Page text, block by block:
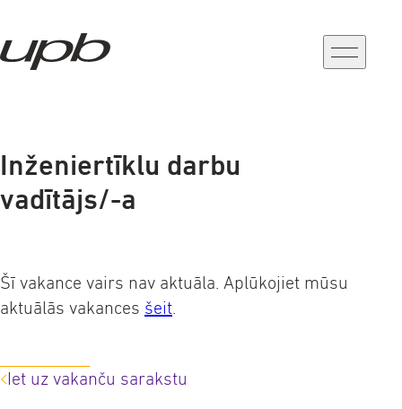
Inženiertīklu darbu
vadītājs/-a
Šī vakance vairs nav aktuāla. Aplūkojiet mūsu
aktuālās vakances šeit.
Iet uz vakanču sarakstu